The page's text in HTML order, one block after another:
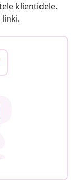
klientidele.
linki.